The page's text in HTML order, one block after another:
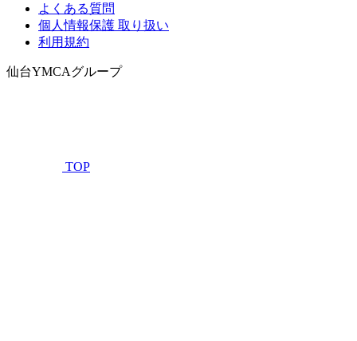
よくある質問
個人情報保護 取り扱い
利用規約
仙台YMCAグループ
TOP